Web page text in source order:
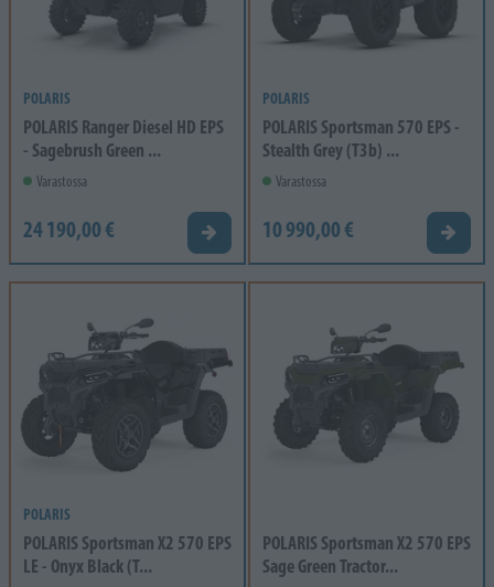
POLARIS
POLARIS Ranger Diesel HD EPS
- Sagebrush Green ...
Varastossa
24 190,00 € Tarjouspyyntö
POLARIS
POLARIS Sportsman 570 EPS -
Stealth Grey (T3b) ...
Varastossa
10 990,00 €
POLARIS
POLARIS Sportsman X2 570 EPS
LE - Onyx Black (T...
POLARIS Sportsman X2 570 EPS
Sage Green Tractor...